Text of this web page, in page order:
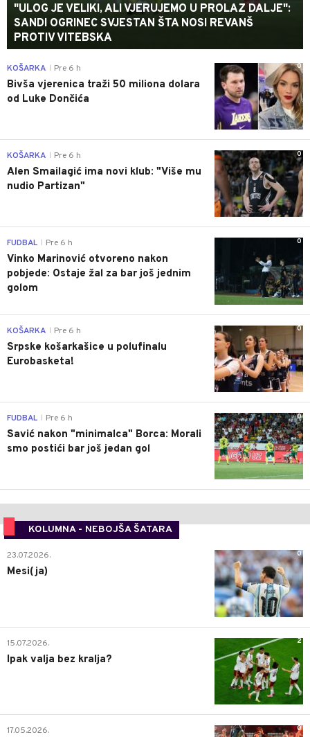
"ULOG JE VELIKI, ALI VJERUJEMO U PROLAZ DALJE":
SANDI OGRINEC SVJESTAN ŠTA NOSI REVANŠ
PROTIV VITEBSKA
0
KOŠARKA Pre 6 h
Bivša vjerenica traži 50 miliona dolara
od Luke Dončića
0
KOŠARKA Pre 6 h
Alen Smailagić ima novi klub: "Više mu
nudio Partizan"
0
FUDBAL Pre 6 h
Vinko Marinović otvoreno nakon
pobjede: Ostaje žal za bar još jednim
golom
0
KOŠARKA Pre 6 h
Srpske košarkašice u polufinalu
Eurobasketa!
0
FUDBAL Pre 6 h
Savić nakon "minimalca" Borca: Morali
smo postići bar još jedan gol
KOLUMNA - NEBOJŠA ŠATARA
0
23.07.2026.
Mesi(ja)
2
15.07.2026.
Ipak valja bez kralja?
0
17.05.2026.